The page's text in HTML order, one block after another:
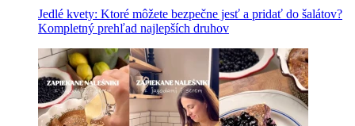
Jedlé kvety: Ktoré môžete bezpečne jesť a pridať do šalátov?
Kompletný prehľad najlepších druhov